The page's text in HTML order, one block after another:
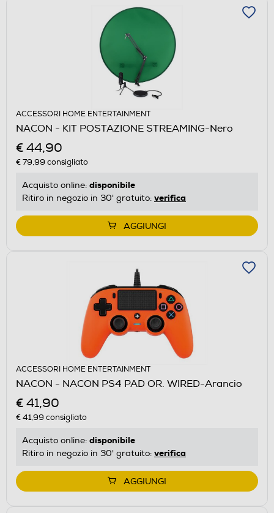
ACCESSORI HOME ENTERTAINMENT
NACON - KIT POSTAZIONE STREAMING-Nero
€ 44,90
€ 79,99 consigliato
Acquisto online: disponibile
Ritiro in negozio in 30' gratuito: verifica
AGGIUNGI
ACCESSORI HOME ENTERTAINMENT
NACON - NACON PS4 PAD OR. WIRED-Arancio
€ 41,90
€ 41,99 consigliato
Acquisto online: disponibile
Ritiro in negozio in 30' gratuito: verifica
AGGIUNGI